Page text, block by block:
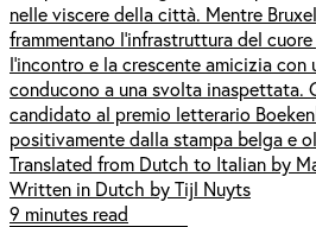
nelle viscere della città. Mentre
frammentano l’infrastruttura del
l’incontro e la crescente amicizia
conducono a una svolta inaspettata.
candidato al premio letterario
positivamente dalla stampa belga e
Translated from Dutch to Italian by
Written in Dutch by Tijl Nuyts
9 minutes read